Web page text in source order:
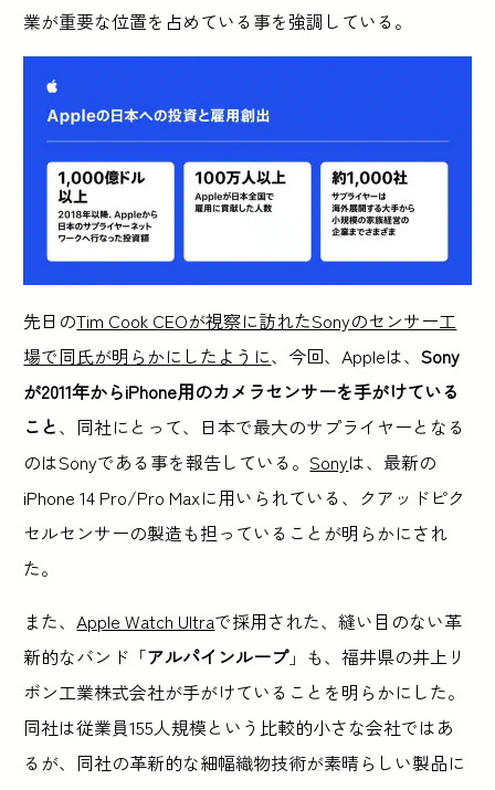
業が重要な位置を占めている事を強調している。
先日のTim Cook CEOが視察に訪れたSonyのセンサー工
場で同氏が明らかにしたように、今回、Appleは、Sony
が2011年からiPhone用のカメラセンサーを手がけている
こと、同社にとって、日本で最大のサプライヤーとなる
のはSonyである事を報告している。Sonyは、最新の
iPhone 14 Pro/Pro Maxに用いられている、クアッドピク
セルセンサーの製造も担っていることが明らかにされ
た。
また、Apple Watch Ultraで採用された、縫い目のない革
新的なバンド「アルパインループ」も、福井県の井上リ
ボン工業株式会社が手がけていることを明らかにした。
同社は従業員155人規模という比較的小さな会社ではあ
るが、同社の革新的な細幅織物技術が素晴らしい製品に